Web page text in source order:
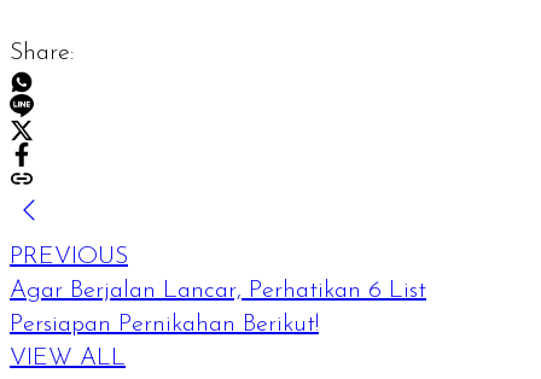
Share:
PREVIOUS
Agar Berjalan Lancar, Perhatikan 6 List
Persiapan Pernikahan Berikut!
VIEW ALL